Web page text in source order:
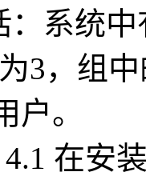
系统
3，组
户。
4.1 在